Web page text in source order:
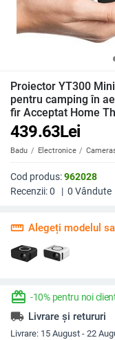
Proiector YT300
pentru camping în
fir Acceptat Home
439.63Lei
Badu Electronice
Cod produs:962028
Recenzii:0 | 0 Vândute
straighten Alegeți modelul
redeem -10% pentru noi
local_shipping Livrare și retururi
Livrare: 15 August - 22